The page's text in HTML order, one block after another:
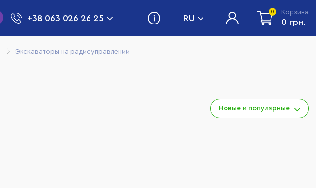
+38 063 026 26 25 RU
0 Корзина
0 грн.
Экскаваторы на радиоуправлении
Новые и популярные